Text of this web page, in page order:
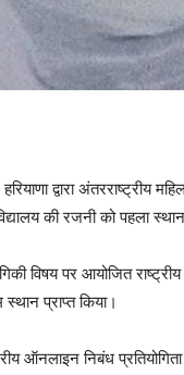
द्वारा अंतरराष्ट्रीय
की रजनी को पहला
विषय पर आयोजित
प्राप्त किया।
ऑनलाइन निबंध